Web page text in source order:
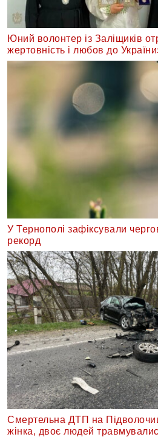
Юний волонтер із Заліщиків
жертовність і любов до
У Тернополі зафіксували
рекорд
Смертельна ДТП на
жінка, двоє людей